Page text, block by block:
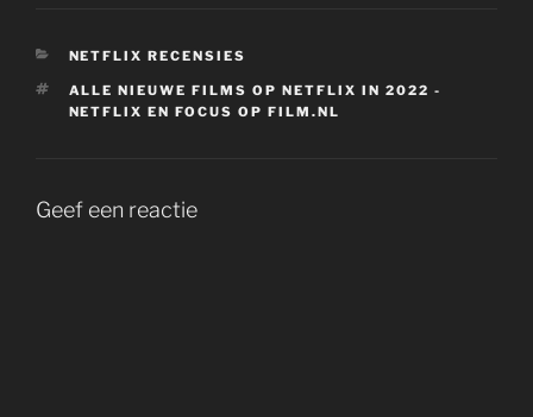
CATEGORIEËN
NETFLIX RECENSIES
TAGS
ALLE NIEUWE FILMS OP NETFLIX IN 2022 -
NETFLIX EN FOCUS OP FILM.NL
Geef een reactie